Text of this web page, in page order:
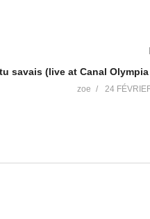
choeur_des_​…
zoe 24